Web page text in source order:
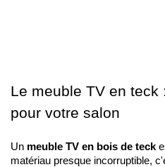
Le meuble TV en teck
pour votre salon
Un meuble TV en bois de teck
matériau presque incorruptible,